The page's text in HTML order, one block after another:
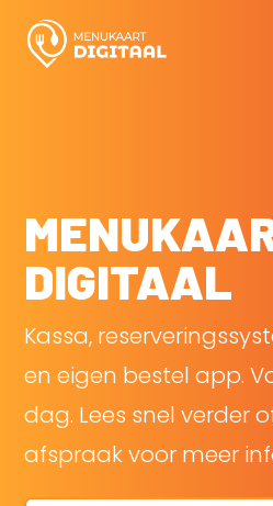
DIGITAAL
Kassa,
en eigen bestel app.
dag. Lees snel verder
afspraak voor meer